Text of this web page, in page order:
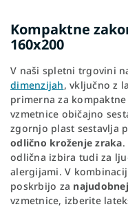
Kompaktne
160x200
V naši spletni trgovini
dimenzijah, vključno z
primerna za kompaktne
vzmetnice običajno
zgornjo plast sestavlja
odlično kroženje zraka
odlična izbira tudi za
alergijami. V
poskrbijo za
vzmetnice, izberite